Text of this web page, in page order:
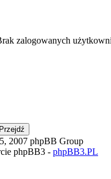
zalogowanych
2007 phpBB Group
phpBB3 - phpBB3.PL